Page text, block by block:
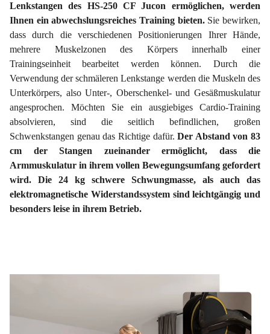
Lenkstangen des HS-250 CF Jucon ermöglichen, werden
Ihnen ein abwechslungsreiches Training bieten. Sie bewirken,
dass durch die verschiedenen Positionierungen Ihrer Hände,
mehrere Muskelzonen des Körpers innerhalb einer
Trainingseinheit bearbeitet werden können. Durch die
Verwendung der schmäleren Lenkstange werden die Muskeln des
Unterkörpers, also Unter-, Oberschenkel- und Gesäßmuskulatur
angesprochen. Möchten Sie ein ausgiebiges Cardio-Training
absolvieren, sind die seitlich befindlichen, großen
Schwenkstangen genau das Richtige dafür.Der Abstand von 83
cm der Stangen zueinander ermöglicht, dass die
Armmuskulatur in ihrem vollen Bewegungsumfang gefordert
wird. Die 24 kg schwere Schwungmasse, als auch das
elektromagnetische Widerstandssystem sind leichtgängig und
besonders leise in ihrem Betrieb.